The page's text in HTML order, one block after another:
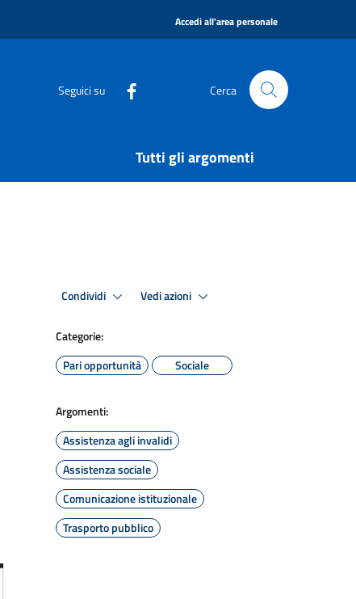
Accedi all'area personale
Seguici su Cerca
Tutti gli argomenti
Condividi Vedi azioni
Categorie:
Pari opportunità
Sociale
Argomenti:
Assistenza agli invalidi
Assistenza sociale
Comunicazione istituzionale
Trasporto pubblico